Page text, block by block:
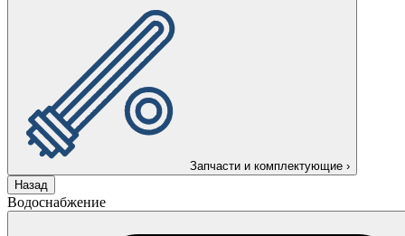
Запчасти и комплектующие ›
Назад
Водоснабжение